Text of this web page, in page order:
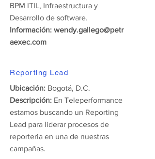
BPM ITIL, Infraestructura y
Desarrollo de software.
Información: wendy.gallego@petr
aexec.com
Reporting Lead
Ubicación: Bogotá, D.C.
Descripción: En Teleperformance
estamos buscando un Reporting
Lead para liderar procesos de
reporteria en una de nuestras
campañas.